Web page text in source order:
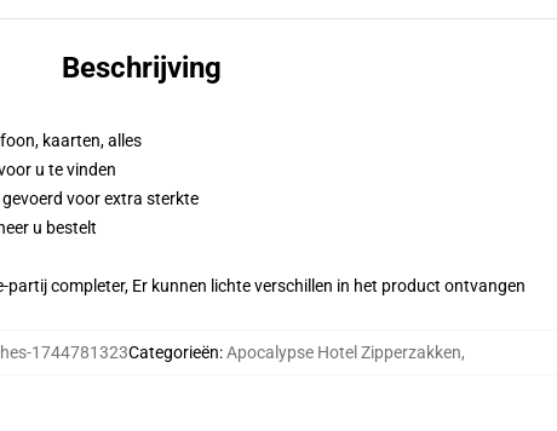
Beschrijving
kaarten, alles
u te vinden
voor extra sterkte
u bestelt
completer, Er kunnen lichte verschillen in het product ontvangen
1744781323Categorieën:Apocalypse Hotel Zipperzakken,